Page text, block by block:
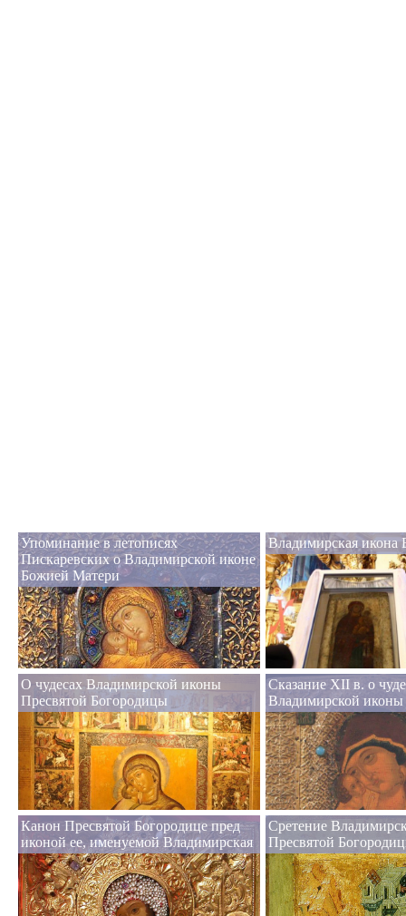
Упоминание в летописях
Пискаревских о Владимирской иконе
Божией Матери
Владимирская икона
О чудесах Владимирской иконы
Пресвятой Богородицы
Сказание XII в. о
Владимирской иконы
Канон Пресвятой Богородице пред
иконой ее, именуемой Владимирская
Сретение
Пресвятой